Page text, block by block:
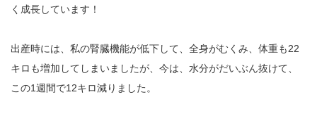
く成長しています！
出産時には、私の腎臓機能が低下して、全身がむくみ、体重も22
キロも増加してしまいましたが、今は、水分がだいぶん抜けて、
この1週間で12キロ減りました。